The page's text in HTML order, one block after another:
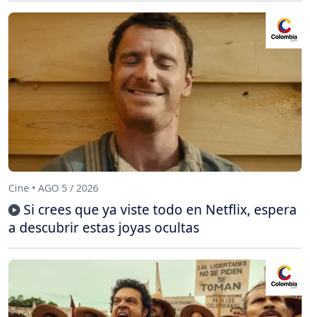
Cine • AGO 5 / 2026
Si crees que ya viste todo en Netflix, espera
a descubrir estas joyas ocultas